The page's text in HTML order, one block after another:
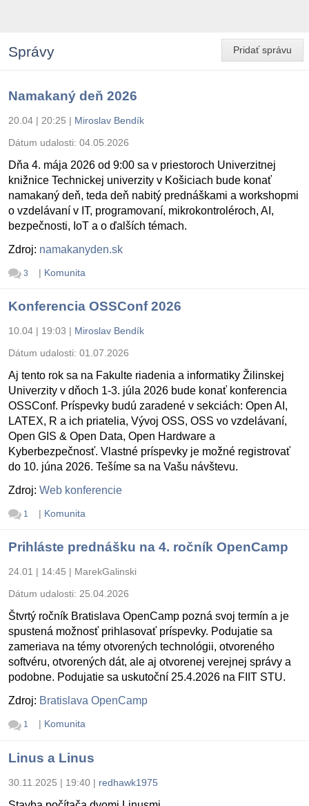
Pridať správu
Správy
Namakaný deň 2026
20.04 | 20:25 | Miroslav Bendík
Dátum udalosti: 04.05.2026
Dňa 4. mája 2026 od 9:00 sa v priestoroch Univerzitnej
knižnice Technickej univerzity v Košiciach bude konať
namakaný deň, teda deň nabitý prednáškami a workshopmi
o vzdelávaní v IT, programovaní, mikrokontroléroch, AI,
bezpečnosti, IoT a o ďalších témach.
Zdroj: namakanyden.sk
3 | Komunita
Konferencia OSSConf 2026
10.04 | 19:03 | Miroslav Bendík
Dátum udalosti: 01.07.2026
Aj tento rok sa na Fakulte riadenia a informatiky Žilinskej
Univerzity v dňoch 1-3. júla 2026 bude konať konferencia
OSSConf. Príspevky budú zaradené v sekciách: Open AI,
LATEX, R a ich priatelia, Vývoj OSS, OSS vo vzdelávaní,
Open GIS & Open Data, Open Hardware a
Kyberbezpečnosť. Vlastné príspevky je možné registrovať
do 10. júna 2026. Tešíme sa na Vašu návštevu.
Zdroj: Web konferencie
1 | Komunita
Prihláste prednášku na 4. ročník OpenCamp
24.01 | 14:45 | MarekGalinski
Dátum udalosti: 25.04.2026
Štvrtý ročník Bratislava OpenCamp pozná svoj termín a je
spustená možnosť prihlasovať príspevky. Podujatie sa
zameriava na témy otvorených technológii, otvoreného
softvéru, otvorených dát, ale aj otvorenej verejnej správy a
podobne. Podujatie sa uskutoční 25.4.2026 na FIIT STU.
Zdroj: Bratislava OpenCamp
1 | Komunita
Linus a Linus
30.11.2025 | 19:40 | redhawk1975